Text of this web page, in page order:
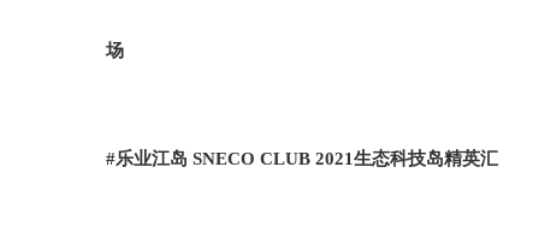
场
#乐业江岛 SNECO CLUB 2021生态科技岛精英汇